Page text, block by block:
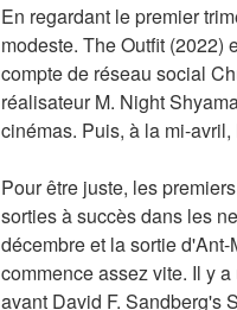
En regardant le premier
modeste. The Outfit (2022)
compte de réseau social
réalisateur M. Night
cinémas. Puis, à la mi-
Pour être juste, les
sorties à succès dans les
décembre et la sortie
commence assez vite. Il y
avant David F. Sandberg's